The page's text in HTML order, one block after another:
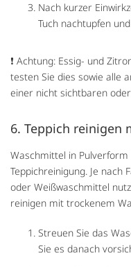
Nach kurzer
Tuch nachtupfen
❗️ Achtung: Essig- und
testen Sie dies sowie alle
einer nicht sichtbaren
6. Teppich reinigen
Waschmittel in
Teppichreinigung. Je nach
oder Weißwaschmittel
reinigen mit trockenem
Streuen Sie das
Sie es danach